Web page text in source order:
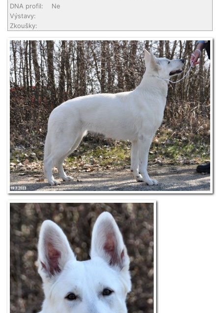
DNA profil:
Ne
Výstavy:
Zkoušky: